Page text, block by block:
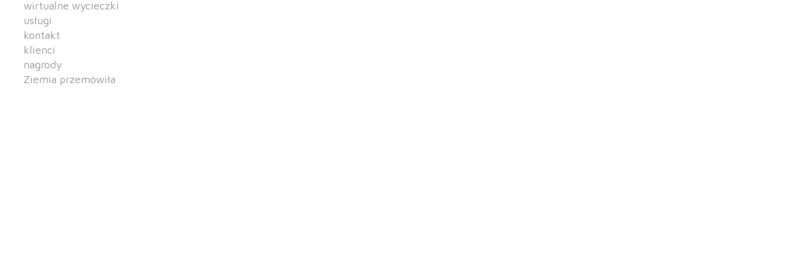
wirtualne wycieczki
usługi
kontakt
klienci
nagrody
Ziemia przemówiła